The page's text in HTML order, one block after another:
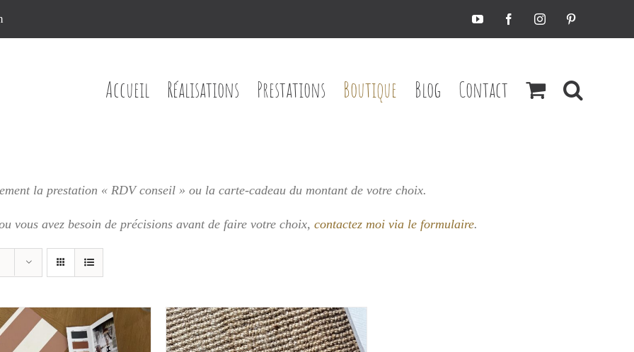
YouTubeFacebookInstagramPinterest
Accueil Réalisations Prestations Boutique Blog Contact
la prestation « RDV conseil » ou la carte-cadeau du montant de votre choix.
vousavez besoin de précisions avant de faire votre choix, contactez moi via le formulaire.